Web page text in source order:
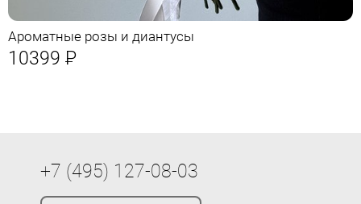
Ароматные розы и диантусы
10399 Р
+7 (495) 127-08-03